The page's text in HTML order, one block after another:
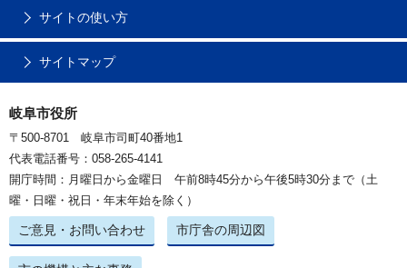
サイトの使い方
サイトマップ
岐阜市役所
〒500-8701 岐阜市司町40番地1
代表電話番号：058-265-4141
開庁時間：月曜日から金曜日 午前8時45分から午後5時30分まで（土
曜・日曜・祝日・年末年始を除く）
ご意見・お問い合わせ 市庁舎の周辺図